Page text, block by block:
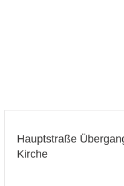
Hauptstraße
Kirche